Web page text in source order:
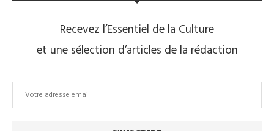
Recevez l’Essentiel de la Culture
et une sélection d’articles de la rédaction